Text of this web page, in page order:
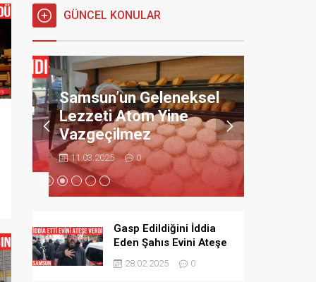
GÜNCEL KONULAR
Samsun’un Geleneksel
Lezzeti Atom Yine
Vazgeçilmez
11.03.2025 0
Gasp Edildiğini İddia
Eden Şahıs Evini Ateşe
Verdi
28.02.2025 0